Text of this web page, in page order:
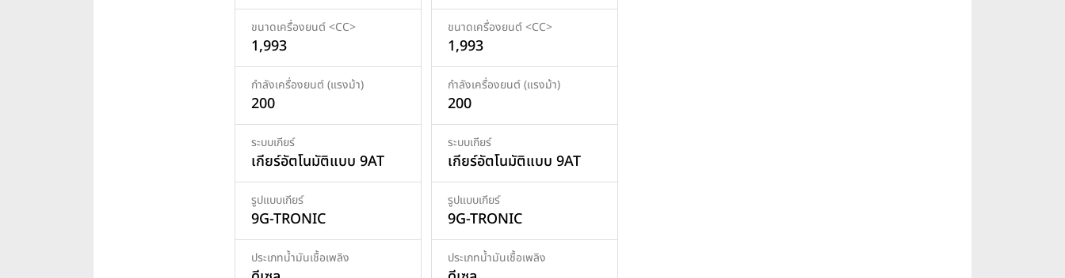
ขนาดเครื่องยนต์ <CC>
1,993
กำลังเครื่องยนต์ (แรงม้า)
200
ระบบเกียร์
เกียร์อัตโนมัติแบบ 9AT
รูปแบบเกียร์
9G-TRONIC
ประเภทน้ำมันเชื้อเพลิง
ขนาดเครื่องยนต์ <CC>
1,993
กำลังเครื่องยนต์ (แรงม้า)
200
ระบบเกียร์
เกียร์อัตโนมัติแบบ 9AT
รูปแบบเกียร์
9G-TRONIC
ประเภทน้ำมันเชื้อเพลิง